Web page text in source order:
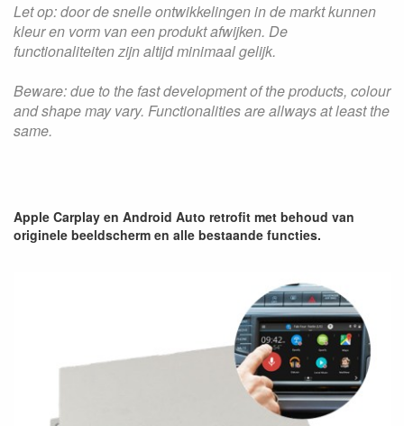
Let op: door de snelle ontwikkelingen in de markt kunnen
kleur en vorm van een produkt afwijken. De
functionaliteiten zijn altijd minimaal gelijk.
Beware: due to the fast development of the products, colour
and shape may vary. Functionalities are allways at least the
same.
Apple Carplay en Android Auto retrofit met behoud van
originele beeldscherm en alle bestaande functies.